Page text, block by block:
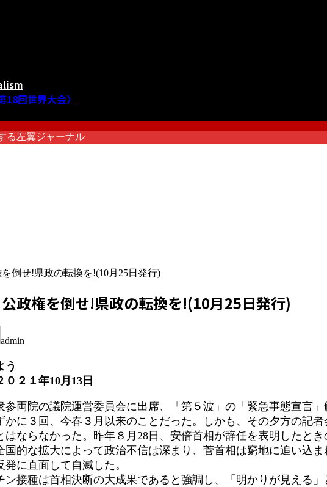
回世界大会〉
る左翼ジャーナル
倒せ!県政の転換を!(10月25日発行)
政権を倒せ!県政の転換を!(10月25日発行)
admin
う
２１年10月13日
両院の議院運営委員会に出席、「第５波」の「緊急事態宣言
に３回、今春３月以来のことだった。しかも、その夕方の記
ならなかった。昨年８月28日、安倍首相が辞任を表明したとき
的な拡大によって政治不信は深まり、菅首相は窮地に追い込
に直面して自滅した。
接種は首相決断の大成果であると強調し、「明かりが見える